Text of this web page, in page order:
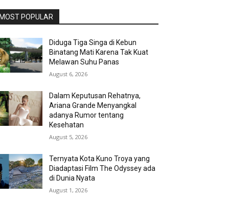
MOST POPULAR
Diduga Tiga Singa di Kebun
Binatang Mati Karena Tak Kuat
Melawan Suhu Panas
August 6, 2026
Dalam Keputusan Rehatnya,
Ariana Grande Menyangkal
adanya Rumor tentang
Kesehatan
August 5, 2026
Ternyata Kota Kuno Troya yang
Diadaptasi Film The Odyssey ada
di Dunia Nyata
August 1, 2026